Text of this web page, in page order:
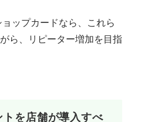
ップカードなら、これら
ら、リピーター増加を目指
を店舗が導入すべ